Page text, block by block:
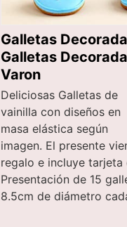
Galletas
Galletas
Varon
Deliciosas Galletas de
vainilla con diseños en
masa elástica según
imagen. El presente
regalo e incluye
Presentación de 15
8.5cm de diámetro